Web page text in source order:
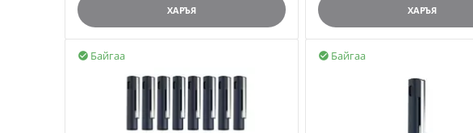
ХАРЪЯ ХАРЪЯ
Байгаа
 Байгаа
